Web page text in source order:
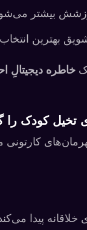
بیشتر
بهترین
خاطره دیجیتالِ
کارتونی
خلاقانه پیدا